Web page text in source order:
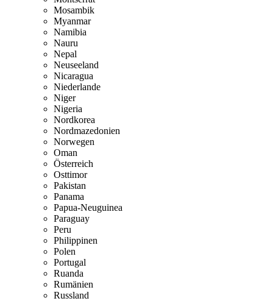
Mosambik
Myanmar
Namibia
Nauru
Nepal
Neuseeland
Nicaragua
Niederlande
Niger
Nigeria
Nordkorea
Nordmazedonien
Norwegen
Oman
Österreich
Osttimor
Pakistan
Panama
Papua-Neuguinea
Paraguay
Peru
Philippinen
Polen
Portugal
Ruanda
Rumänien
Russland